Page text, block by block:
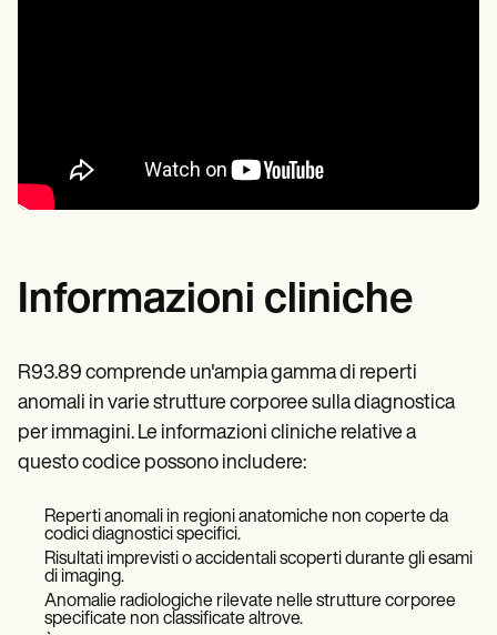
Informazioni cliniche
R93.89 comprende un'ampia gamma di reperti
anomali in varie strutture corporee sulla diagnostica
per immagini. Le informazioni cliniche relative a
questo codice possono includere:
Reperti anomali in regioni anatomiche non coperte da
codici diagnostici specifici.
Risultati imprevisti o accidentali scoperti durante gli esami
di imaging.
Anomalie radiologiche rilevate nelle strutture corporee
specificate non classificate altrove.